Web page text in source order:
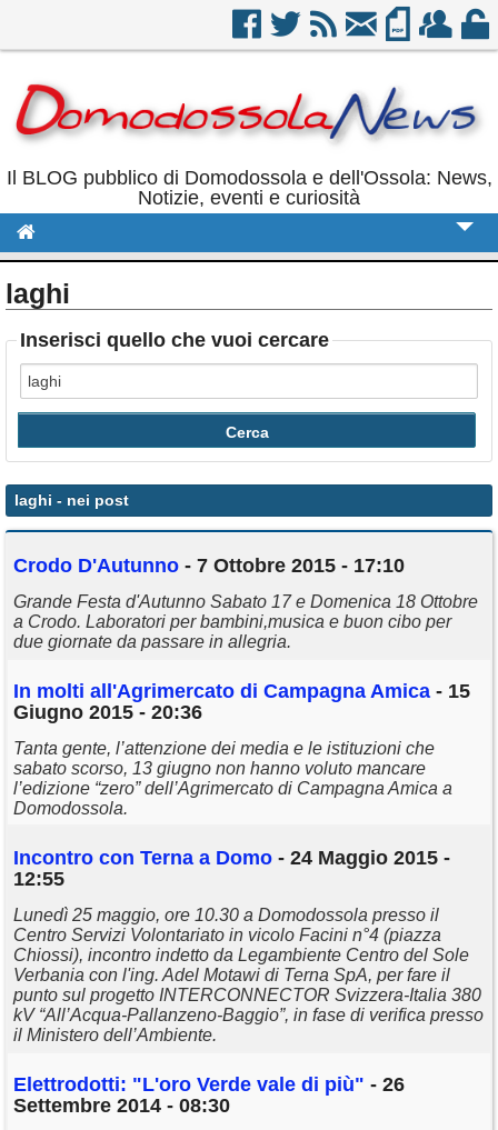
Il BLOG pubblico di Domodossola e dell'Ossola: News,
Notizie, eventi e curiosità
Politica
Eventi
Calendario
Annunci
laghi
Inserisci quello che vuoi cercare
laghi - nei post
Crodo D'Autunno - 7 Ottobre 2015 - 17:10
Grande Festa d'Autunno Sabato 17 e Domenica 18 Ottobre
a Crodo. Laboratori per bambini,musica e buon cibo per
due giornate da passare in allegria.
In molti all'Agrimercato di Campagna Amica - 15
Giugno 2015 - 20:36
Tanta gente, l’attenzione dei media e le istituzioni che
sabato scorso, 13 giugno non hanno voluto mancare
l’edizione “zero” dell’Agrimercato di Campagna Amica a
Domodossola.
Incontro con Terna a Domo - 24 Maggio 2015 -
12:55
Lunedì 25 maggio, ore 10.30 a Domodossola presso il
Centro Servizi Volontariato in vicolo Facini n°4 (piazza
Chiossi), incontro indetto da Legambiente Centro del Sole
Verbania con l'ing. Adel Motawi di Terna SpA, per fare il
punto sul progetto INTERCONNECTOR Svizzera-Italia 380
kV “All’Acqua-Pallanzeno-Baggio”, in fase di verifica presso
il Ministero dell’Ambiente.
Elettrodotti: "L'oro Verde vale di più" - 26
Settembre 2014 - 08:30